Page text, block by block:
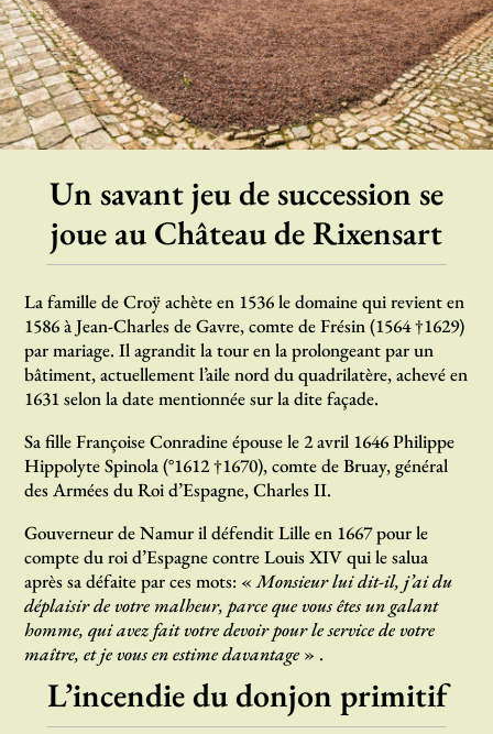
Un savant jeu de succession se
joue au Château de Rixensart
La famille de Croÿ achète en 1536 le domaine qui revient en
1586 à Jean-Charles de Gavre, comte de Frésin (1564 †1629)
par mariage. Il agrandit la tour en la prolongeant par un
bâtiment, actuellement l’aile nord du quadrilatère, achevé en
1631 selon la date mentionnée sur la dite façade.
Sa fille Françoise Conradine épouse le 2 avril 1646 Philippe
Hippolyte Spinola (°1612 †1670), comte de Bruay, général
des Armées du Roi d’Espagne, Charles II.
Gouverneur de Namur il défendit Lille en 1667 pour le
compte du roi d’Espagne contre Louis XIV qui le salua
après sa défaite par ces mots: « Monsieur lui dit-il, j’ai du
déplaisir de votre malheur, parce que vous êtes un galant
homme, qui avez fait votre devoir pour le service de votre
maître, et je vous en estime davantage » .
L’incendie du donjon primitif